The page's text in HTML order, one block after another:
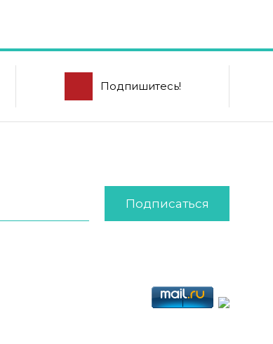
Подпишитесь!
Подписаться